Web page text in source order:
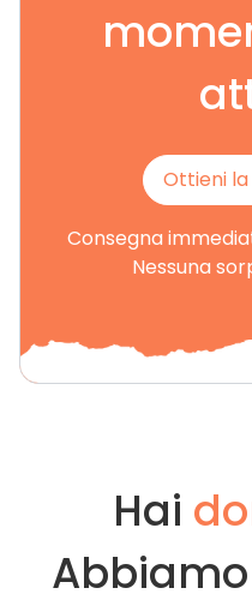
Ottieni la
Consegna
Nessuna
Hai